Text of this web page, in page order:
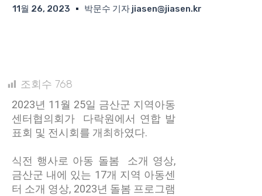
11월 26, 2023 박문수 기자 jiasen@jiasen.kr
조회수 768
2023년 11월 25일 금산군 지역아동
센터협의회가 다락원에서 연합 발
표회 및 전시회를 개최하였다.
식전 행사로 아동 돌봄 소개 영상,
금산군 내에 있는 17개 지역 아동센
터 소개 영상, 2023년 돌봄 프로그램